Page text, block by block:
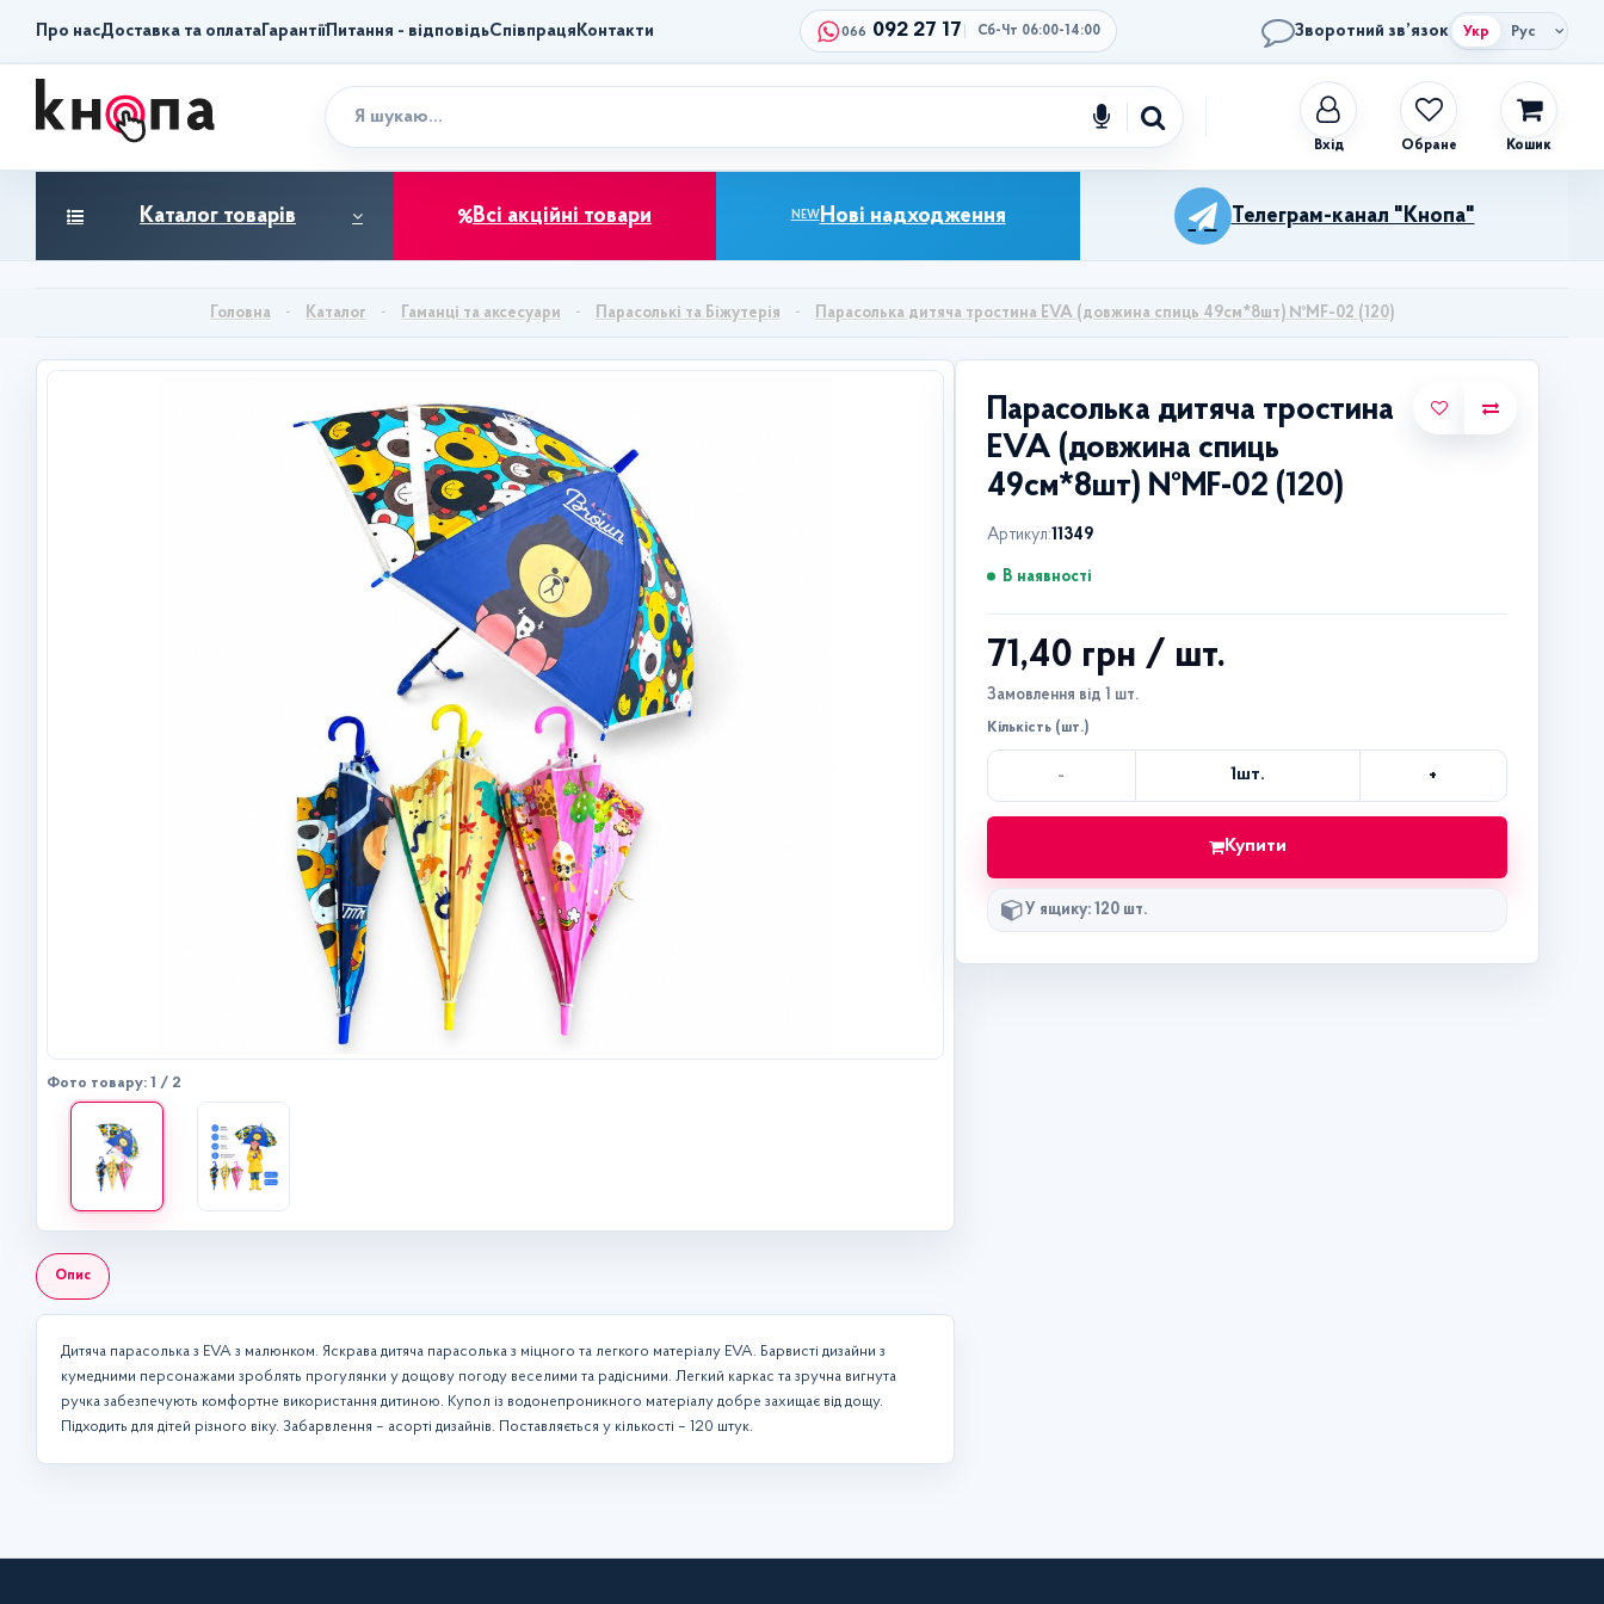
Про насДоставка та оплата ГарантіїПитання - відповідьСпівпраця Контакти 066 092 27 17 Сб-Чт 06:00-14:00 Зворотний зв’язок Укр Рус
Обране Кошик
Каталог товарів Всі акційні товари NEWНові надходження Телеграм-канал "Кнопа"
Каталог Гаманці та аксесуари Парасолькі та Біжутерія Парасолька дитяча тростина EVA (довжина спиць 49см*8шт) №MF-02 (120)
Фото товару: 1 / 2
Опис
Дитяча парасолька з EVA з малюнком. Яскрава дитяча парасолька з міцного та легкого матеріалу EVA. Барвисті дизайни з
кумедними персонажами зроблять прогулянки у дощову погоду веселими та радісними. Легкий каркас та зручна вигнута
ручка забезпечують комфортне використання дитиною. Купол із водонепроникного матеріалу добре захищає від дощу.
Підходить для дітей різного віку. Забарвлення – асорті дизайнів. Поставляється у кількості – 120 штук.
Парасолька дитяча тростина
EVA (довжина спиць
49см*8шт) №MF-02 (120)
Артикул:11349
В наявності
71,40 грн / шт.
Замовлення від 1 шт.
Кількість (шт.)
- 1шт. +
Купити
У ящику: 120 шт.